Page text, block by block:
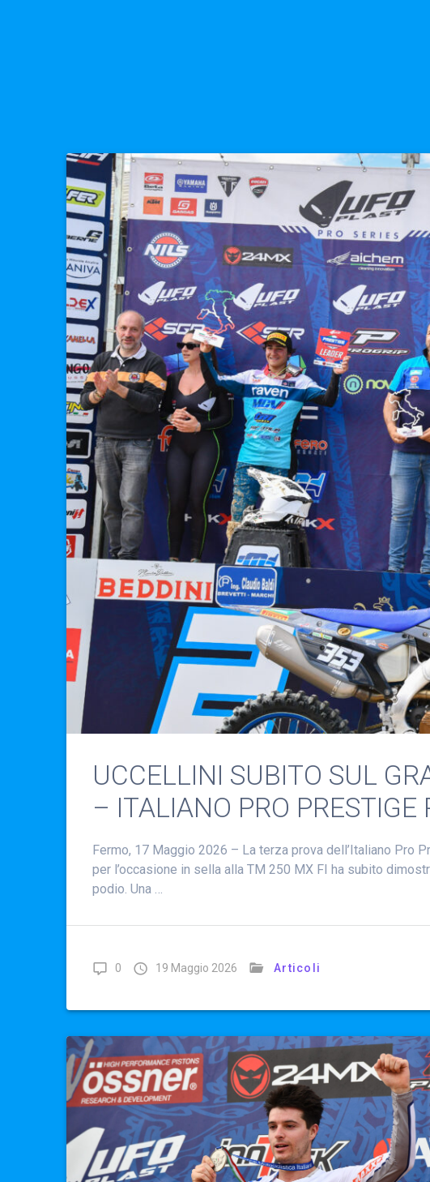
UCCELLINI SUBITO SUL
– ITALIANO PRO PRESTIGE
Fermo, 17 Maggio 2026 – La terza prova dell’Italiano Pro
per l’occasione in sella alla TM 250 MX FI ha subito
podio. Una …
0 19 Maggio 2026 Articoli